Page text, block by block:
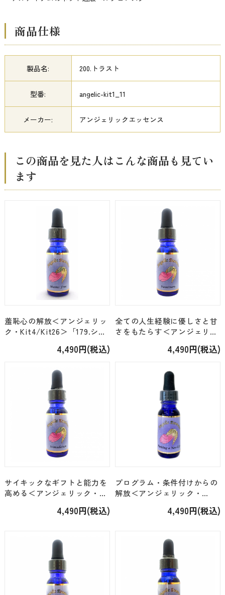
商品仕様
製品名: 200.トラスト
型番: angelic-kit1_11
メーカー: アンジェリックエッセンス
この商品を見た人はこんな商品も見てい
ます
羞恥心の解放＜アンジェリッ
ク・Kit4/Kit26＞「179.シェ
4,490円(税込)
全ての人生経験に優しさと甘
さをもたらす＜アンジェリッ
ートネス」[15ml]4,490円(税込)
サイキックなギフトと能力を
高める＜アンジェリック・
ティミュレーション」[15ml]
4,490円(税込)
プログラム・条件付けからの
解放＜アンジェリック・
グ・ア・ニュー・ライフ」
4,490円(税込)